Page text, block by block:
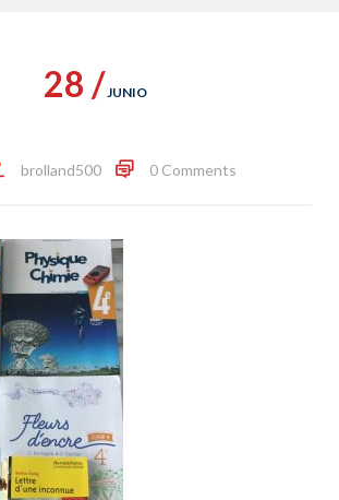
28 /JUNIO
brolland500 0 Comments